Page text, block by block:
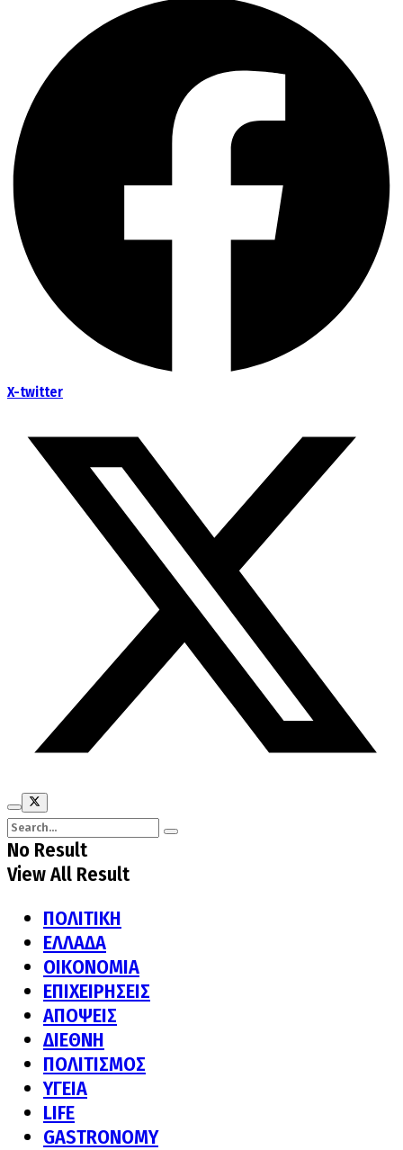
X-twitter
No Result
View All Result
ΠΟΛΙΤΙΚΗ
ΕΛΛΑΔΑ
ΟΙΚΟΝΟΜΙΑ
ΕΠΙΧΕΙΡΗΣΕΙΣ
ΑΠΟΨΕΙΣ
ΔΙΕΘΝΗ
ΠΟΛΙΤΙΣΜΟΣ
ΥΓΕΙΑ
LIFE
GASTRONOMY